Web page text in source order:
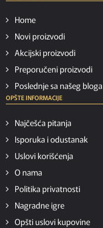
Home
Novi proizvodi
Akcijski proizvodi
Preporučeni proizvodi
Poslednje sa našeg bloga
OPŠTE INFORMACIJE
Najčešća pitanja
Isporuka i odustanak
Uslovi korišćenja
O nama
Politika privatnosti
Nagradne igre
Opšti uslovi kupovine